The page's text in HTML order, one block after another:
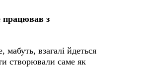
працював з
взагалі йдеться
створювали саме як